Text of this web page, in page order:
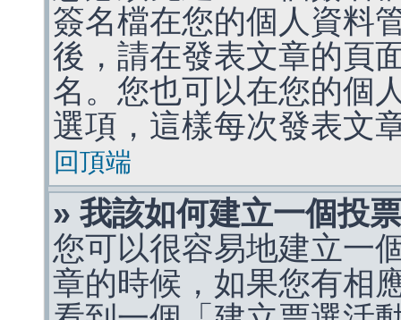
簽名檔在您的個人資料
後，請在發表文章的頁
名。您也可以在您的個
選項，這樣每次發表文
回頂端
» 我該如何建立一個投
您可以很容易地建立一
章的時候，如果您有相